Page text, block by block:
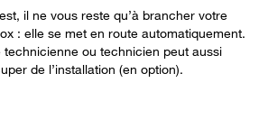
il ne vous reste qu’à brancher votre
: elle se met en route automatiquement.
technicienne ou technicien peut aussi
de l’installation (en option).